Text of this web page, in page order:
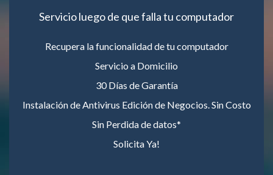
Servicio luego de que falla tu computador
Recupera la funcionalidad de tu computador
Servicio a Domicilio
30 Días de Garantía
Instalación de Antivirus Edición de Negocios. Sin Costo
Sin Perdida de datos*
Solicita Ya!